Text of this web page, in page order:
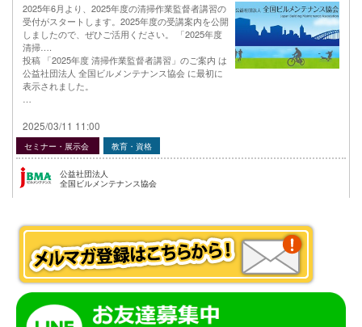
2025年6月より、2025年度の清掃作業監督者講習の
受付がスタートします。2025年度の受講案内を公開
しましたので、ぜひご活用ください。 「2025年度
清掃….
投稿 「2025年度 清掃作業監督者講習」のご案内 は
公益社団法人 全国ビルメンテナンス協会 に最初に
表示されました。
2025/03/11 11:00
セミナー・展示会 教育・資格
公益社団法人
全国ビルメンテナンス協会